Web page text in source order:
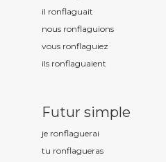
il ronflaguait
nous ronflaguions
vous ronflaguiez
ils ronflaguaient
Futur simple
je ronflaguerai
tu ronflagueras